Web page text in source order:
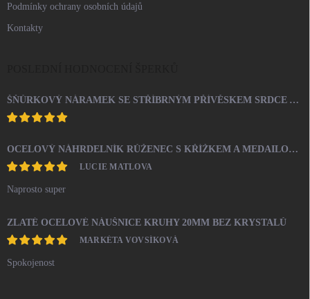
Podmínky ochrany osobních údajů
Kontakty
ŠŇŮRKOVÝ NÁRAMEK SE STŘÍBRNÝM PŘÍVĚSKEM SRDCE A KRYSTALY SWAROVSKI CRYSTAL (STŘÍBRO 925/1000)
OCELOVÝ NÁHRDELNÍK RŮŽENEC S KŘÍŽKEM A MEDAILONEM
LUCIE MATLOVA
Naprosto super
ZLATÉ OCELOVÉ NÁUŠNICE KRUHY 20MM BEZ KRYSTALŮ
MARKÉTA VOVSÍKOVÁ
Spokojenost